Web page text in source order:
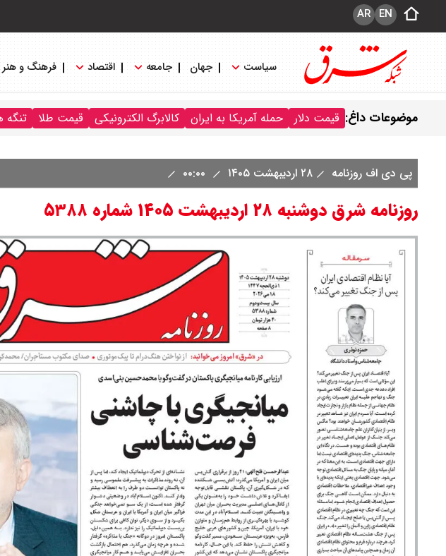
EN
AR
سیاست جهان جامعه اقتصاد فرهنگ و هنر
موضوعات داغ: قیمت دلار حمله آمریکا به ایران کالابرگ الکترونیکی قیمت طلا تنگه
پی دی اف روزنامه ۲۸ اردیبهشت ۱۴۰۵
روزنامه شرق دوشنبه ۲۸ اردیبهشت ۱۴۰۵ شماره ۵۳۸۸